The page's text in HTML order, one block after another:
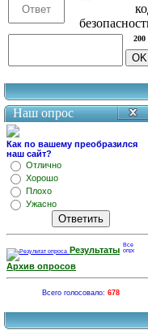
200
Наш опрос
Как по вашему преобразился
наш сайт?
Отлично
Хорошо
Плохо
Ужасно
Результаты
Архив опросов
Всего голосовало: 678